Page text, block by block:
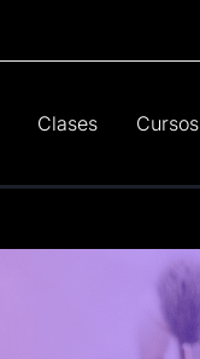
Clases Cursos